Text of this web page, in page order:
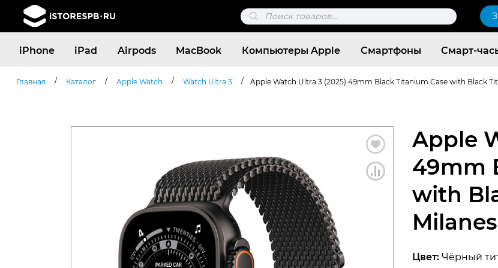
Поиск
товаров
iPhone iPad Airpods MacBook Компьютеры Apple Смартфоны Смарт-
Поиск
товаров
Главная / Каталог / Apple Watch / Watch Ultra 3 / Apple Watch Ultra 3 (2025) 49mm Black Titanium Case with Black
Apple
49mm
with
Цвет: Чёрный
Согласен c